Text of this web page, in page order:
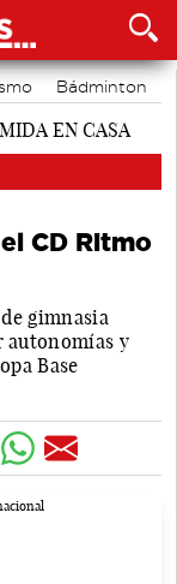
Bádminton
CD Ritmo
gimnasia
autonomías y
Base